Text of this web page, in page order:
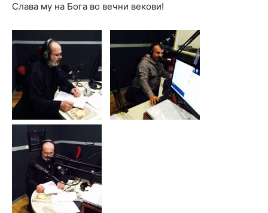
Слава му на Бога во вечни векови!